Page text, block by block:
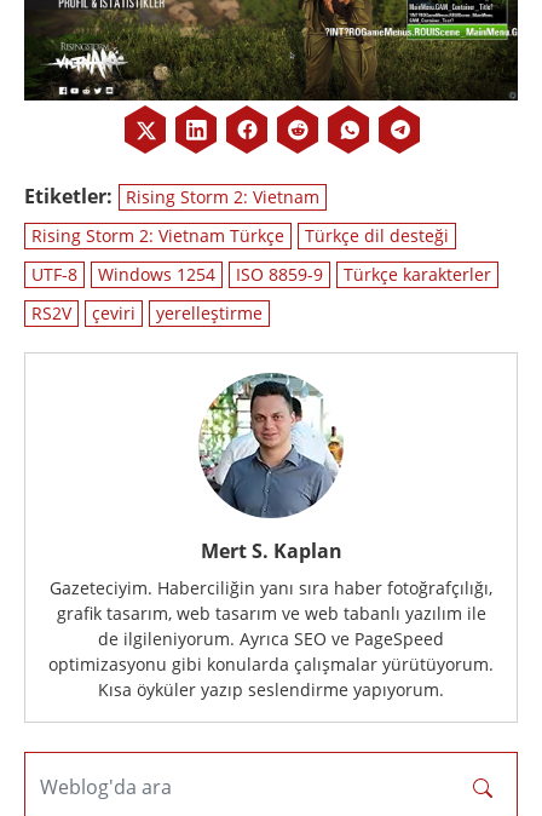
Etiketler:
Rising Storm 2: Vietnam
Rising Storm 2: Vietnam Türkçe
Türkçe dil desteği
UTF-8
Windows 1254 ISO 8859-9
Türkçe karakterler
RS2V
çeviri yerelleştirme
Mert S. Kaplan
Gazeteciyim. Haberciliğin yanı sıra haber fotoğrafçılığı,
grafik tasarım, web tasarım ve web tabanlı yazılım ile
de ilgileniyorum. Ayrıca SEO ve PageSpeed
optimizasyonu gibi konularda çalışmalar yürütüyorum.
Kısa öyküler yazıp seslendirme yapıyorum.
Weblog'da ara